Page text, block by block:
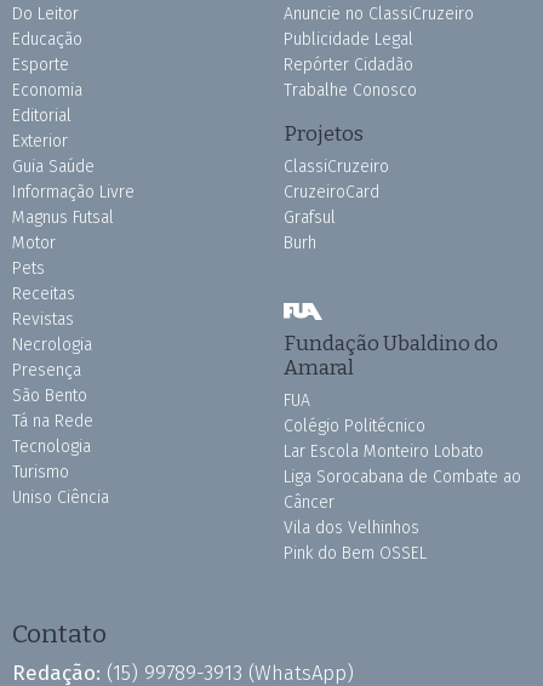
Do Leitor
Educação
Esporte
Economia
Editorial
Exterior
Guia Saúde
Informação Livre
Magnus Futsal
Motor
Pets
Receitas
Revistas
Necrologia
Presença
São Bento
Tá na Rede
Tecnologia
Turismo
Uniso Ciência
Anuncie no ClassiCruzeiro
Publicidade Legal
Repórter Cidadão
Trabalhe Conosco
Projetos
ClassiCruzeiro
CruzeiroCard
Grafsul
Burh
Fundação Ubaldino do
Amaral
FUA
Colégio Politécnico
Lar Escola Monteiro Lobato
Liga Sorocabana de Combate ao
Câncer
Vila dos Velhinhos
Pink do Bem OSSEL
Contato
Redação: (15) 99789-3913 (WhatsApp)